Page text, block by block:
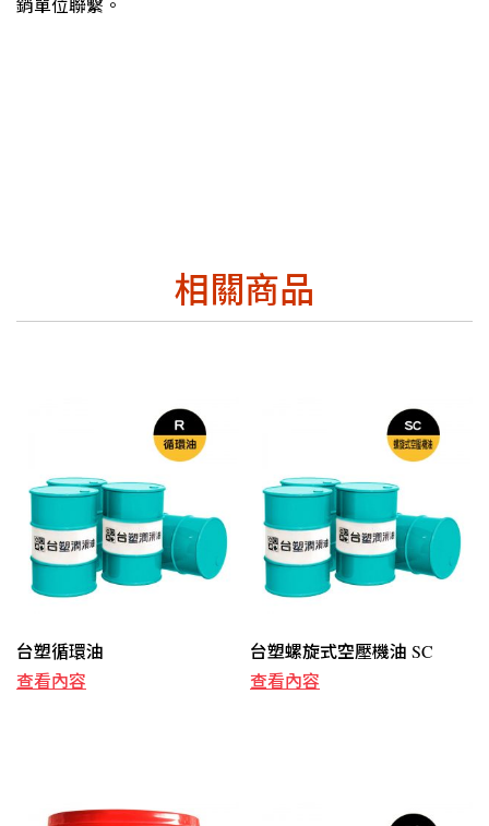
銷單位聯繫。
相關商品
台塑循環油
查看內容
台塑螺旋式空壓機油 SC
查看內容